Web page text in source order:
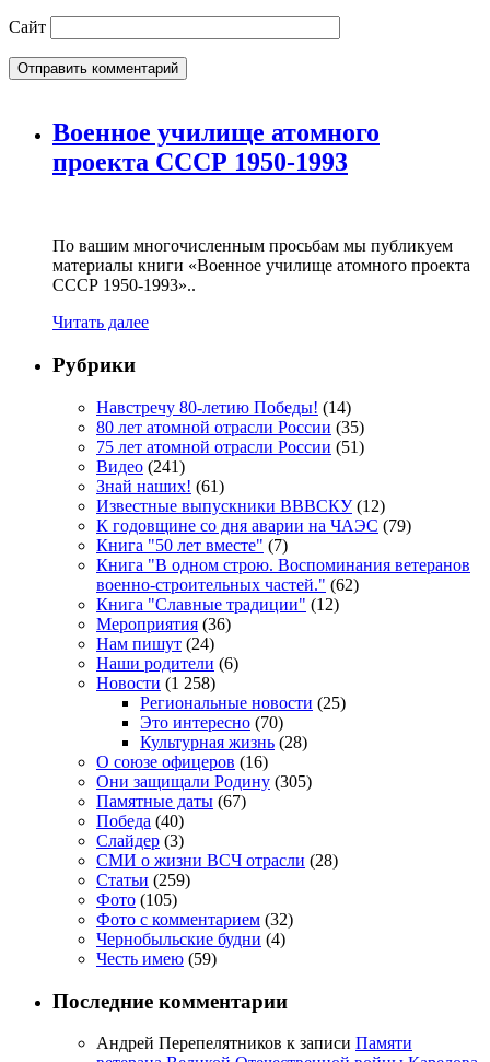
Сайт
Военное училище атомного
проекта СССР 1950-1993
По вашим многочисленным просьбам мы публикуем
материалы книги «Военное училище атомного проекта
СССР 1950-1993»..
Читать далее
Рубрики
Навстречу 80-летию Победы! (14)
80 лет атомной отрасли России (35)
75 лет атомной отрасли России (51)
Видео (241)
Знай наших! (61)
Известные выпускники ВВВСКУ(12)
К годовщине со дня аварии на ЧАЭС (79)
Книга "50 лет вместе" (7)
Книга "В одном строю. Воспоминания ветеранов
военно-строительных частей." (62)
Книга "Славные традиции" (12)
Мероприятия (36)
Нам пишут (24)
Наши родители (6)
Новости (1 258)
Региональные новости (25)
Это интересно (70)
Культурная жизнь (28)
О союзе офицеров (16)
Они защищали Родину (305)
Памятные даты (67)
Победа (40)
Слайдер (3)
СМИ о жизни ВСЧ отрасли (28)
Статьи (259)
Фото (105)
Фото с комментарием (32)
Чернобыльские будни (4)
Честь имею (59)
Последние комментарии
Андрей Перепелятников к записи Памяти